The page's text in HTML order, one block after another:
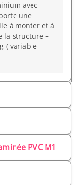
avec
une
à monter et à
la structure +
( variable
PVC M1